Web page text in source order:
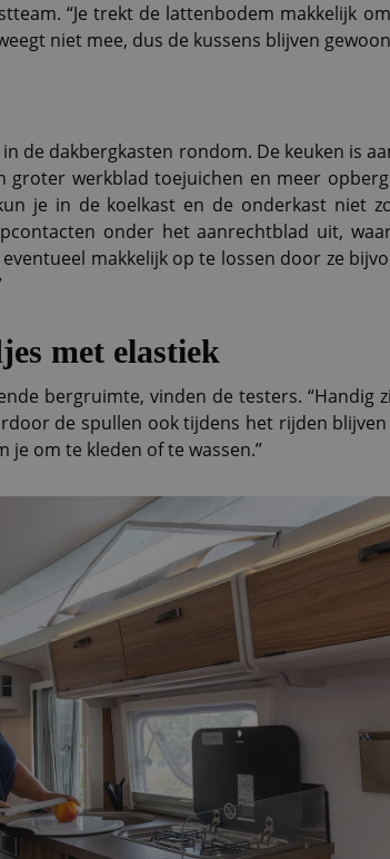
“Je trekt de lattenbodem makkelijk
niet mee, dus de kussens blijven
de dakbergkasten rondom. De keuken is
groter werkblad toejuichen en meer
je in de koelkast en de onderkast niet
onder het aanrechtblad uit,
makkelijk op te lossen door ze
met elastiek
bergruimte, vinden de testers. “Handig
de spullen ook tijdens het rijden
je om te kleden of te wassen.”